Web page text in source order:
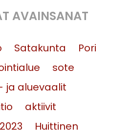
AVAINSANAT
Satakunta
Pori
sote
ja aluevaalit
aktiivit
Huittinen